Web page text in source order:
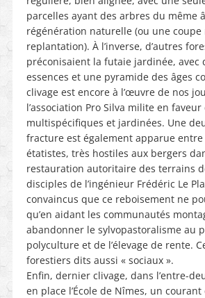
parcelles ayant des arbres du même
régénération naturelle (ou une coupe
replantation). À l’inverse, d’autres
préconisaient la futaie jardinée, avec
essences et une pyramide des âges
clivage est encore à l’œuvre de nos
l’association Pro Silva milite en
multispécifiques et jardinées. Une
fracture est également apparue
étatistes, très hostiles aux bergers
restauration autoritaire des terrains
disciples de l’ingénieur Frédéric Le
convaincus que ce reboisement ne
qu’en aidant les communautés
abandonner le sylvopastoralisme au
polyculture et de l’élevage de rente.
forestiers dits aussi « sociaux ».
Enfin, dernier clivage, dans l’entre-
en place l’École de Nîmes, un